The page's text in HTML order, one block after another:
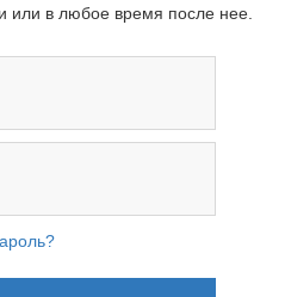
или в любое время после нее.